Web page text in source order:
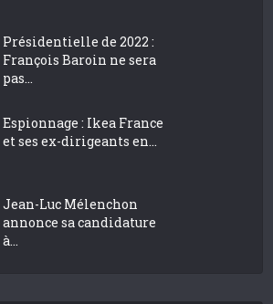
Présidentielle de 2022 :
François Baroin ne sera
pas...
Espionnage : Ikea France
et ses ex-dirigeants en...
Jean-Luc Mélenchon
annonce sa candidature
à...